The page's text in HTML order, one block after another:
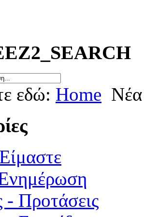
εδώ: Home
- Προτάσεις